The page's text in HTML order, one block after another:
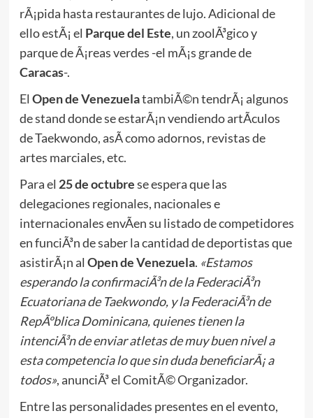
rÃ¡pida hasta restaurantes de lujo. Adicional de
ello estÃ¡ el Parque del Este, un zoolÃ³gico y
parque de Ã¡reas verdes -el mÃ¡s grande de
Caracas-.
El Open de VenezuelatambiÃ©n tendrÃ¡ algunos
de stand donde se estarÃ¡n vendiendo artÃ­culos
de Taekwondo, asÃ­ como adornos, revistas de
artes marciales, etc.
Para el 25 de octubrese espera que las
delegaciones regionales, nacionales e
internacionales envÃ­en su listado de competidores
en funciÃ³n de saber la cantidad de deportistas que
asistirÃ¡n al Open de Venezuela. «Estamos
esperando la confirmaciÃ³n de la FederaciÃ³n
Ecuatoriana de Taekwondo, y la FederaciÃ³n de
RepÃºblica Dominicana, quienes tienen la
intenciÃ³n de enviar atletas de muy buen nivel a
esta competencia lo que sin duda beneficiarÃ¡ a
todos», anunciÃ³ el ComitÃ© Organizador.
Entre las personalidades presentes en el evento,